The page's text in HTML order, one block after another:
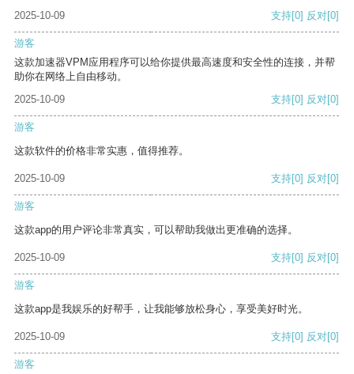
2025-10-09
支持[0] 反对[0]
游客
这款加速器VPM应用程序可以给你提供最高速度和安全性的连接，并帮
助你在网络上自由移动。
2025-10-09
支持[0] 反对[0]
游客
这款软件的价格非常实惠，值得推荐。
2025-10-09 支持[0] 反对[0]
游客
这款app的用户评论非常真实，可以帮助我做出更准确的选择。
2025-10-09 支持[0] 反对[0]
游客
这款app是我娱乐的好帮手，让我能够放松身心，享受美好时光。
2025-10-09 支持[0] 反对[0]
游客